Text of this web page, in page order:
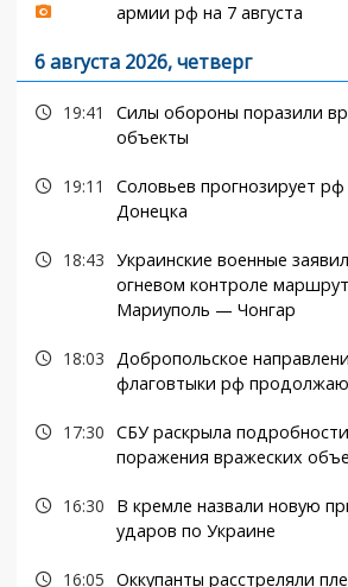
армии рф на 7 августа
6 августа 2026, четверг
19:41
Силы обороны поразили
объекты
19:11
Соловьев прогнозирует рф
Донецка
18:43 Украинские военные
огневом контроле
Мариуполь — Чонгар
18:03 Добропольское
флаговтыки рф
17:30 СБУ раскрыла подробности
поражения вражеских
16:30
В кремле назвали новую
ударов по Украине
16:05 Оккупанты расстреляли